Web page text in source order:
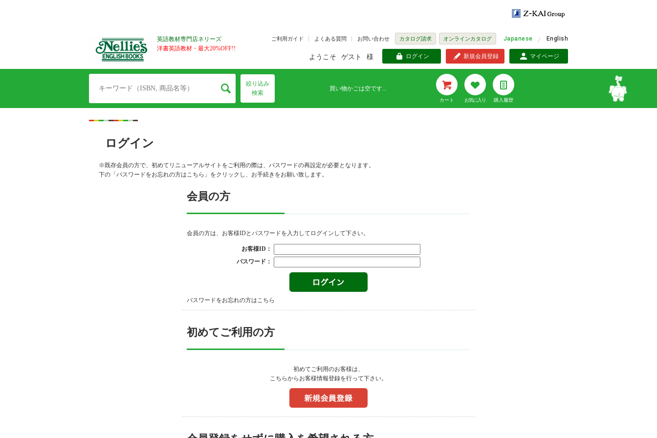
英語教材専門店ネリーズ
洋書英語教材・最大20%OFF!!
ご利用ガイド よくある質問 お問い合わせ カタログ請求 オンラインカタログ Japanese English
ようこそ ゲスト 様 ログイン 新規会員登録 マイページ
絞り込み
検索
買い物かごは空です...
カート お気に入り 購入履歴
ログイン
※既存会員の方で、初めてリニューアルサイトをご利用の際は、パスワードの再設定が必要となります。
下の「パスワードをお忘れの方はこちら」をクリックし、お手続きをお願い致します。
会員の方
会員の方は、お客様IDとパスワードを入力してログインして下さい。
お客様ID：
パスワード：
パスワードをお忘れの方はこちら
初めてご利用の方
初めてご利用のお客様は、
こちらからお客様情報登録を行って下さい。